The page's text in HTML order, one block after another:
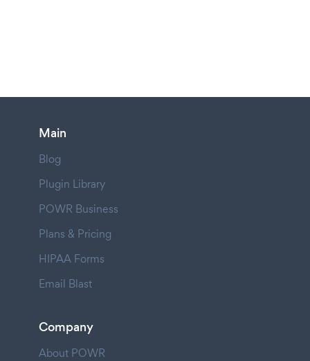
Main
Blog
Plugin Library
POWR Business
Plans & Pricing
HIPAA Forms
Email Blast
Company
About POWR